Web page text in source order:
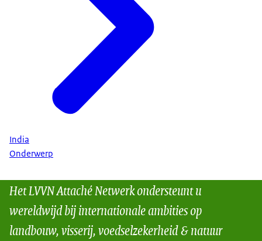
India
Onderwerp
Het LVVN Attaché Netwerk ondersteunt u
wereldwijd bij internationale ambities op
landbouw, visserij, voedselzekerheid & natuur